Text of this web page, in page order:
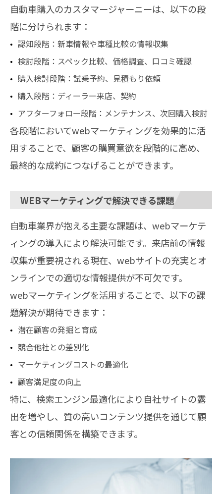
自動車購入のカスタマージャーニーは、以下の段
階に分けられます：
認知段階：新車情報や車種比較の情報収集
検討段階：スペック比較、価格調査、口コミ確認
購入検討段階：試乗予約、見積もり依頼
購入段階：ディーラー来店、契約
アフターフォロー段階：メンテナンス、次回購入検討
各段階においてwebマーケティングを効果的に活
用することで、顧客の購買意欲を段階的に高め、
最終的な成約につなげることができます。
WEBマーケティングで解決できる課題
自動車業界が抱える主要な課題は、webマーケテ
ィングの導入により解決可能です。来店前の情報
収集が重要視される現在、webサイトの充実とオ
ンラインでの適切な情報提供が不可欠です。
webマーケティングを活用することで、以下の課
題解決が期待できます：
潜在顧客の発掘と育成
競合他社との差別化
マーケティングコストの最適化
顧客満足度の向上
特に、検索エンジン最適化により自社サイトの露
出を増やし、質の高いコンテンツ提供を通じて顧
客との信頼関係を構築できます。